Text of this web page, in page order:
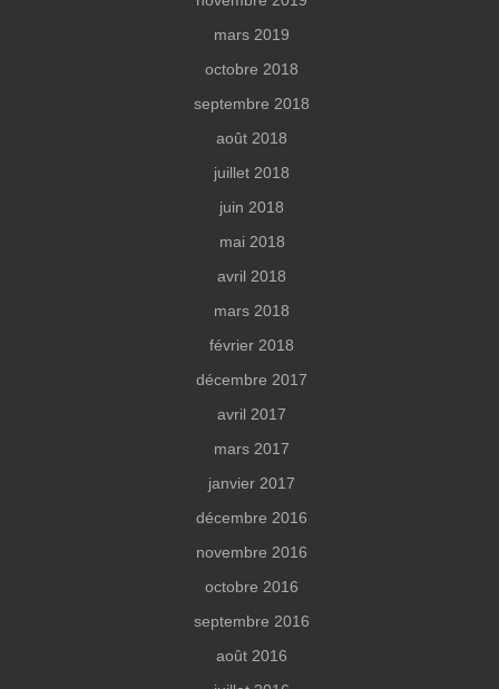
mars 2019
octobre 2018
septembre 2018
août 2018
juillet 2018
juin 2018
mai 2018
avril 2018
mars 2018
février 2018
décembre 2017
avril 2017
mars 2017
janvier 2017
décembre 2016
novembre 2016
octobre 2016
septembre 2016
août 2016